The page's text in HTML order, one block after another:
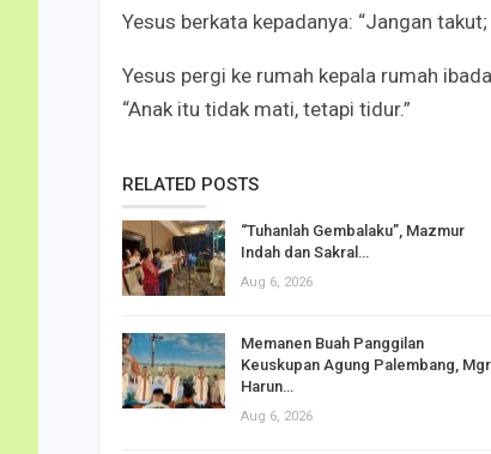
Yesus berkata kepadanya: “Jangan
Yesus pergi ke rumah kepala rumah
“Anak itu tidak mati, tetapi tidur.”
RELATED POSTS
“Tuhanlah Gembalaku”, Mazmur
Indah dan Sakral…
Aug 6, 2026
Memanen Buah Panggilan
Keuskupan Agung Palembang, Mgr.
Harun…
Aug 6, 2026